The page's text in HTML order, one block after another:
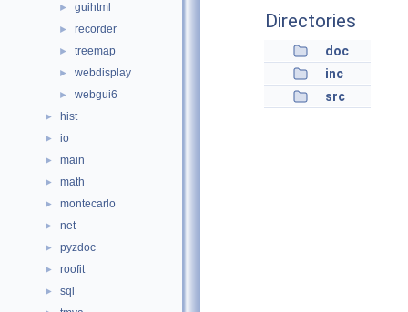
► guihtml
► recorder
► treemap
► webdisplay
► webgui6
► hist
► io
► main
► math
► montecarlo
► net
► pyzdoc
► roofit
► sql
Directories
doc
inc
src